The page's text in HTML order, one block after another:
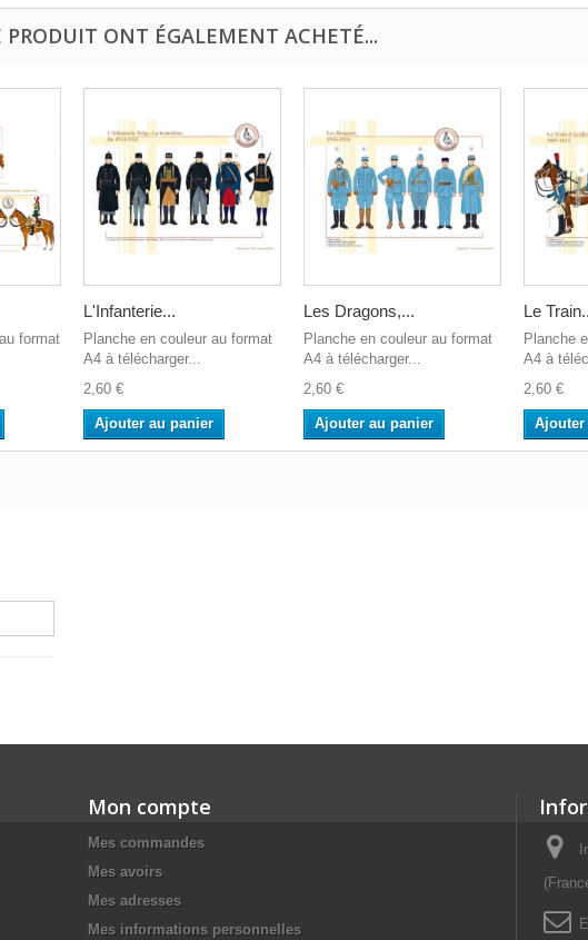
ONT ÉGALEMENT ACHETÉ...
format
L'Infanterie...
Planche en couleur au format
A4 à télécharger...
2,60 €
Ajouter au panier
Les Dragons,...
Planche en couleur au format
A4 à télécharger...
2,60 €
Ajouter au panier
Le
Planche
A4 à
2,60 €
Ajouter
Mon compte
Mes commandes
Mes avoirs
Mes adresses
Mes informations personnelles